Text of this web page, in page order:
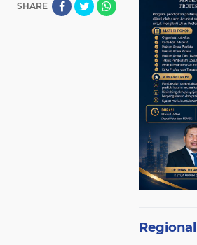
SHARE
Regional